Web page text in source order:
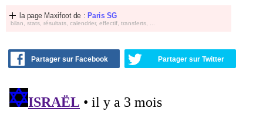
la page Maxifoot de : Paris SG
bilan, stats, résultats, calendrier, effectif, transferts, ...
Partager sur Facebook Partager sur Twitter